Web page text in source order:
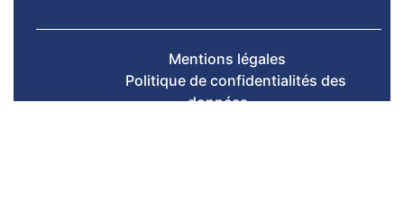
Mentions légales
Politique de confidentialités des
données